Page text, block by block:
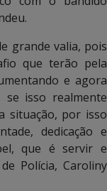
grande valia, pois
que terão pela
e agora
se isso realmente
situação, por isso
dedicação e
que é servir e
Polícia, Caroliny